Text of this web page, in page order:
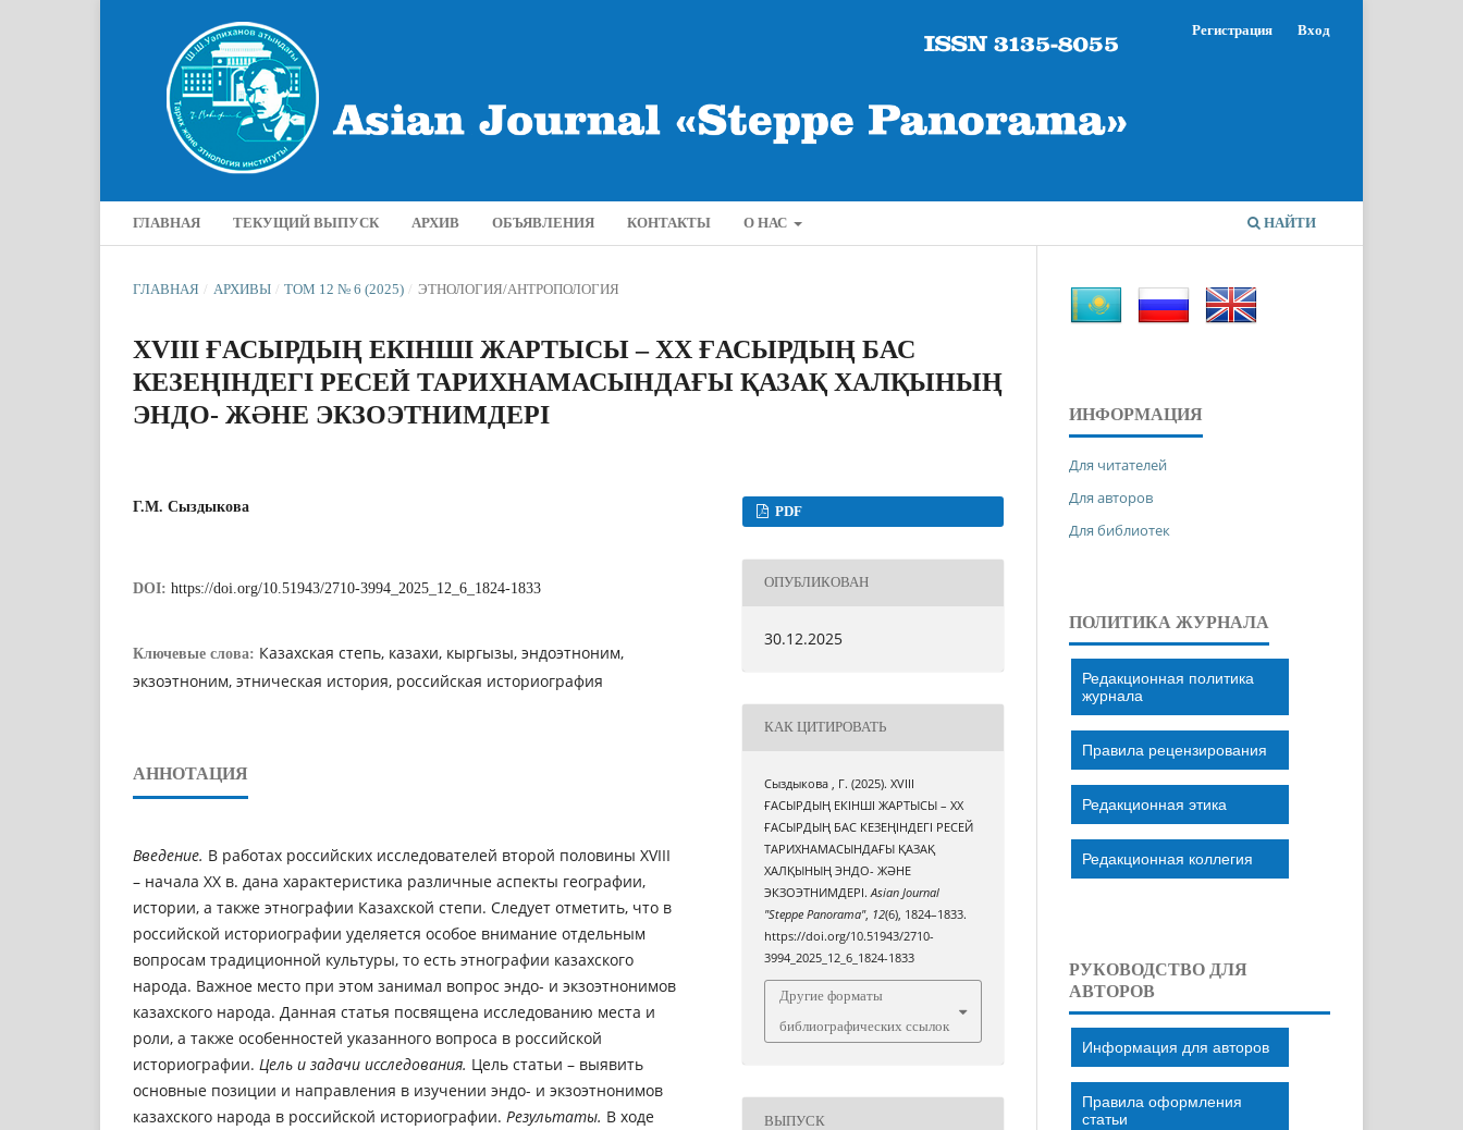
ГЛАВНАЯ ТЕКУЩИЙ ВЫПУСК АРХИВ ОБЪЯВЛЕНИЯ КОНТАКТЫ О НАС НАЙТИ
Регистрация Вход
ГЛАВНАЯ / АРХИВЫ / ТОМ 12 № 6 (2025) / ЭТНОЛОГИЯ/АНТРОПОЛОГИЯ
XVIII ҒАСЫРДЫҢ ЕКІНШІ ЖАРТЫСЫ – XX ҒАСЫРДЫҢ БАС
КЕЗЕҢІНДЕГІ РЕСЕЙ ТАРИХНАМАСЫНДАҒЫ ҚАЗАҚ ХАЛҚЫНЫҢ
ЭНДО- ЖӘНЕ ЭКЗОЭТНИМДЕРІ
Г.М. Сыздыкова
DOI: https://doi.org/10.51943/2710-3994_2025_12_6_1824-1833
Ключевые слова: Казахская степь, казахи, кыргызы, эндоэтноним,
экзоэтноним, этническая история, российская историография
АННОТАЦИЯ
Введение. В работах российских исследователей второй половины XVIII
– начала XX в. дана характеристика различные аспекты географии,
истории, а также этнографии Казахской степи. Следует отметить, что в
российской историографии уделяется особое внимание отдельным
вопросам традиционной культуры, то есть этнографии казахского
народа. Важное место при этом занимал вопрос эндо- и экзоэтнонимов
казахского народа. Данная статья посвящена исследованию места и
роли, а также особенностей указанного вопроса в российской
историографии. Цель и задачи исследования. Цель статьи – выявить
основные позиции и направления в изучении эндо- и экзоэтнонимов
казахского народа в российской историографии. Результаты. В ходе
PDF
ОПУБЛИКОВАН
30.12.2025
КАК ЦИТИРОВАТЬ
Сыздыкова , Г. (2025). XVIII
ҒАСЫРДЫҢ ЕКІНШІ ЖАРТЫСЫ – XX
ҒАСЫРДЫҢ БАС КЕЗЕҢІНДЕГІ РЕСЕЙ
ТАРИХНАМАСЫНДАҒЫ ҚАЗАҚ
ХАЛҚЫНЫҢ ЭНДО- ЖӘНЕ
ЭКЗОЭТНИМДЕРІ.Asian Journal
"Steppe Panorama", 12(6), 1824–1833.
https://doi.org/10.51943/2710-
3994_2025_12_6_1824-1833
Другие форматы
библиографических ссылок
ВЫПУСК
ИНФОРМАЦИЯ
Для читателей
Для авторов
Для библиотек
ПОЛИТИКА ЖУРНАЛА
Редакционная политика
журнала
Правила рецензирования
Редакционная этика
Редакционная коллегия
РУКОВОДСТВО ДЛЯ
АВТОРОВ
Информация для авторов
Правила оформления
статьи